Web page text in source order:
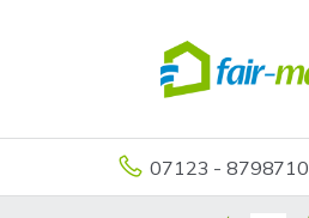
07123 - 8798710